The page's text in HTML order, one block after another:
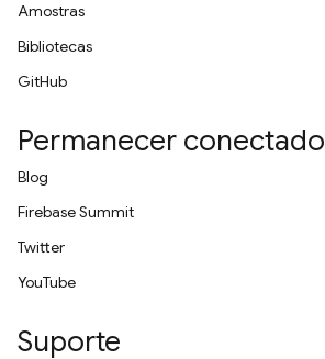
Amostras
Bibliotecas
GitHub
Permanecer conectado
Blog
Firebase Summit
Twitter
YouTube
Suporte